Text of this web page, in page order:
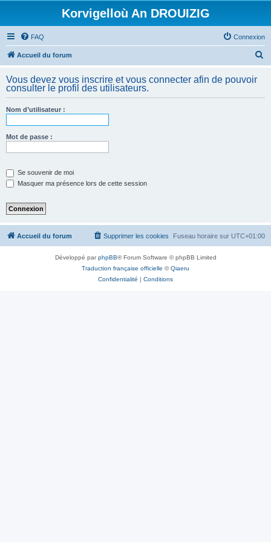
Korvigelloù An DROUIZIG
FAQ Connexion
Accueil du forum
h
Vous devez vous inscrire et vous connecter afin de pouvoir
consulter le profil des utilisateurs.
Nom d’utilisateur :
Mot de passe :
Se souvenir de moi
Masquer ma présence lors de cette session
Accueil du forum Fuseau horaire sur UTC+01:00
Supprimer les cookies
Développé parphpBB® Forum Software © phpBB Limited
Traduction française officielle ©Qiaeru
Confidentialité | Conditions